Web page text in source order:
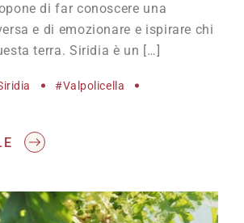
di far conoscere una
e di emozionare e ispirare chi
terra. Siridia è un […]
#Valpolicella